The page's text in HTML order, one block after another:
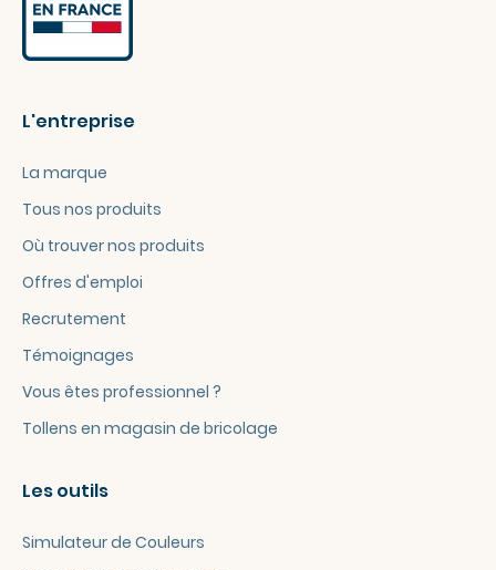
L'entreprise
La marque
Tous nos produits
Où trouver nos produits
Offres d'emploi
Recrutement
Témoignages
Vous êtes professionnel ?
Tollens en magasin de bricolage
Les outils
Simulateur de Couleurs